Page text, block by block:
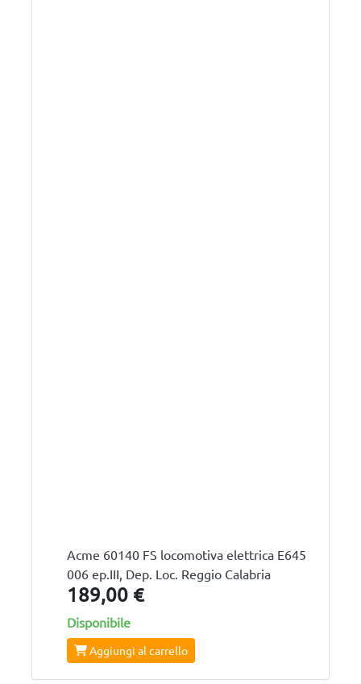
Acme 60140 FS locomotiva elettrica E645
006 ep.III, Dep. Loc. Reggio Calabria
189,00 €
Disponibile
Aggiungi al carrello